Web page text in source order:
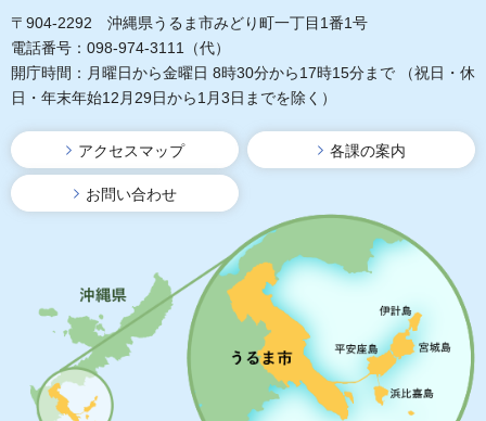
〒904-2292 沖縄県うるま市みどり町一丁目1番1号
電話番号：098-974-3111（代）
開庁時間：月曜日から金曜日 8時30分から17時15分まで
（祝日・休
日・年末年始12月29日から1月3日までを除く）
アクセスマップ 各課の案内
お問い合わせ